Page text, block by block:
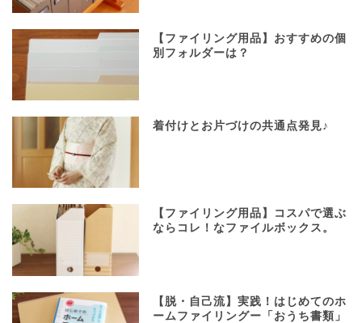
【ファイリング用品】おすすめの個
別フォルダーは？
着付けとお片づけの共通点発見♪
【ファイリング用品】コスパで選ぶ
ならコレ！なファイルボックス。
【脱・自己流】実践！はじめてのホ
ームファイリングー「おうち書類」